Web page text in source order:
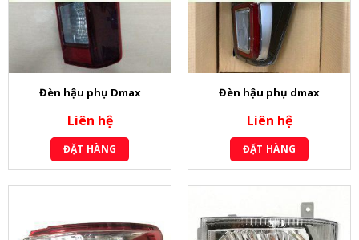
Đèn hậu phụ Dmax
Liên hệ
ĐẶT HÀNG
Đèn hậu phụ dmax
Liên hệ
ĐẶT HÀNG